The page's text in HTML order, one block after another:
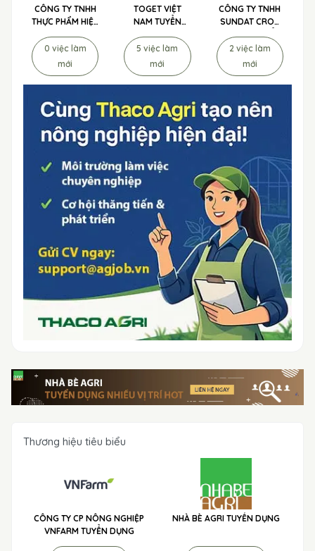
CÔNG TY TNHH
THỰC PHẨM HIỆP
PHÁT
0 việc làm
mới
TOGET VIỆT
NAM TUYỂN
DỤNG
5 việc làm
mới
CÔNG TY TNHH
SUNDAT CROP
SCIENCE TUYỂN
DỤNG
2 việc làm
mới
Thương hiệu tiêu biểu
CÔNG TY CP NÔNG NGHIỆP
VNFARM TUYỂN DỤNG
NHÀ BÈ AGRI TUYỂN DỤNG